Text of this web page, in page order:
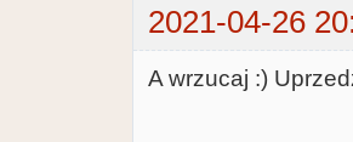
2021-04-26
A wrzucaj :)